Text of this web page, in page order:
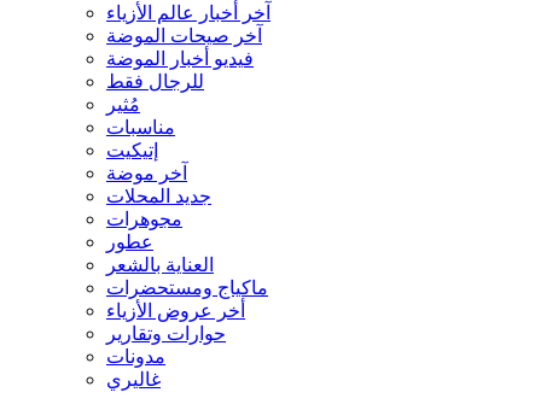
آخر أخبار عالم الأزياء
آخر صيحات الموضة
فيديو أخبار الموضة
للرجال فقط
مُثير
مناسبات
إتيكيت
آخر موضة
جديد المحلات
مجوهرات
عطور
العناية بالشعر
ماكياج ومستحضرات
أخر عروض الأزياء
حوارات وتقارير
مدونات
غاليري